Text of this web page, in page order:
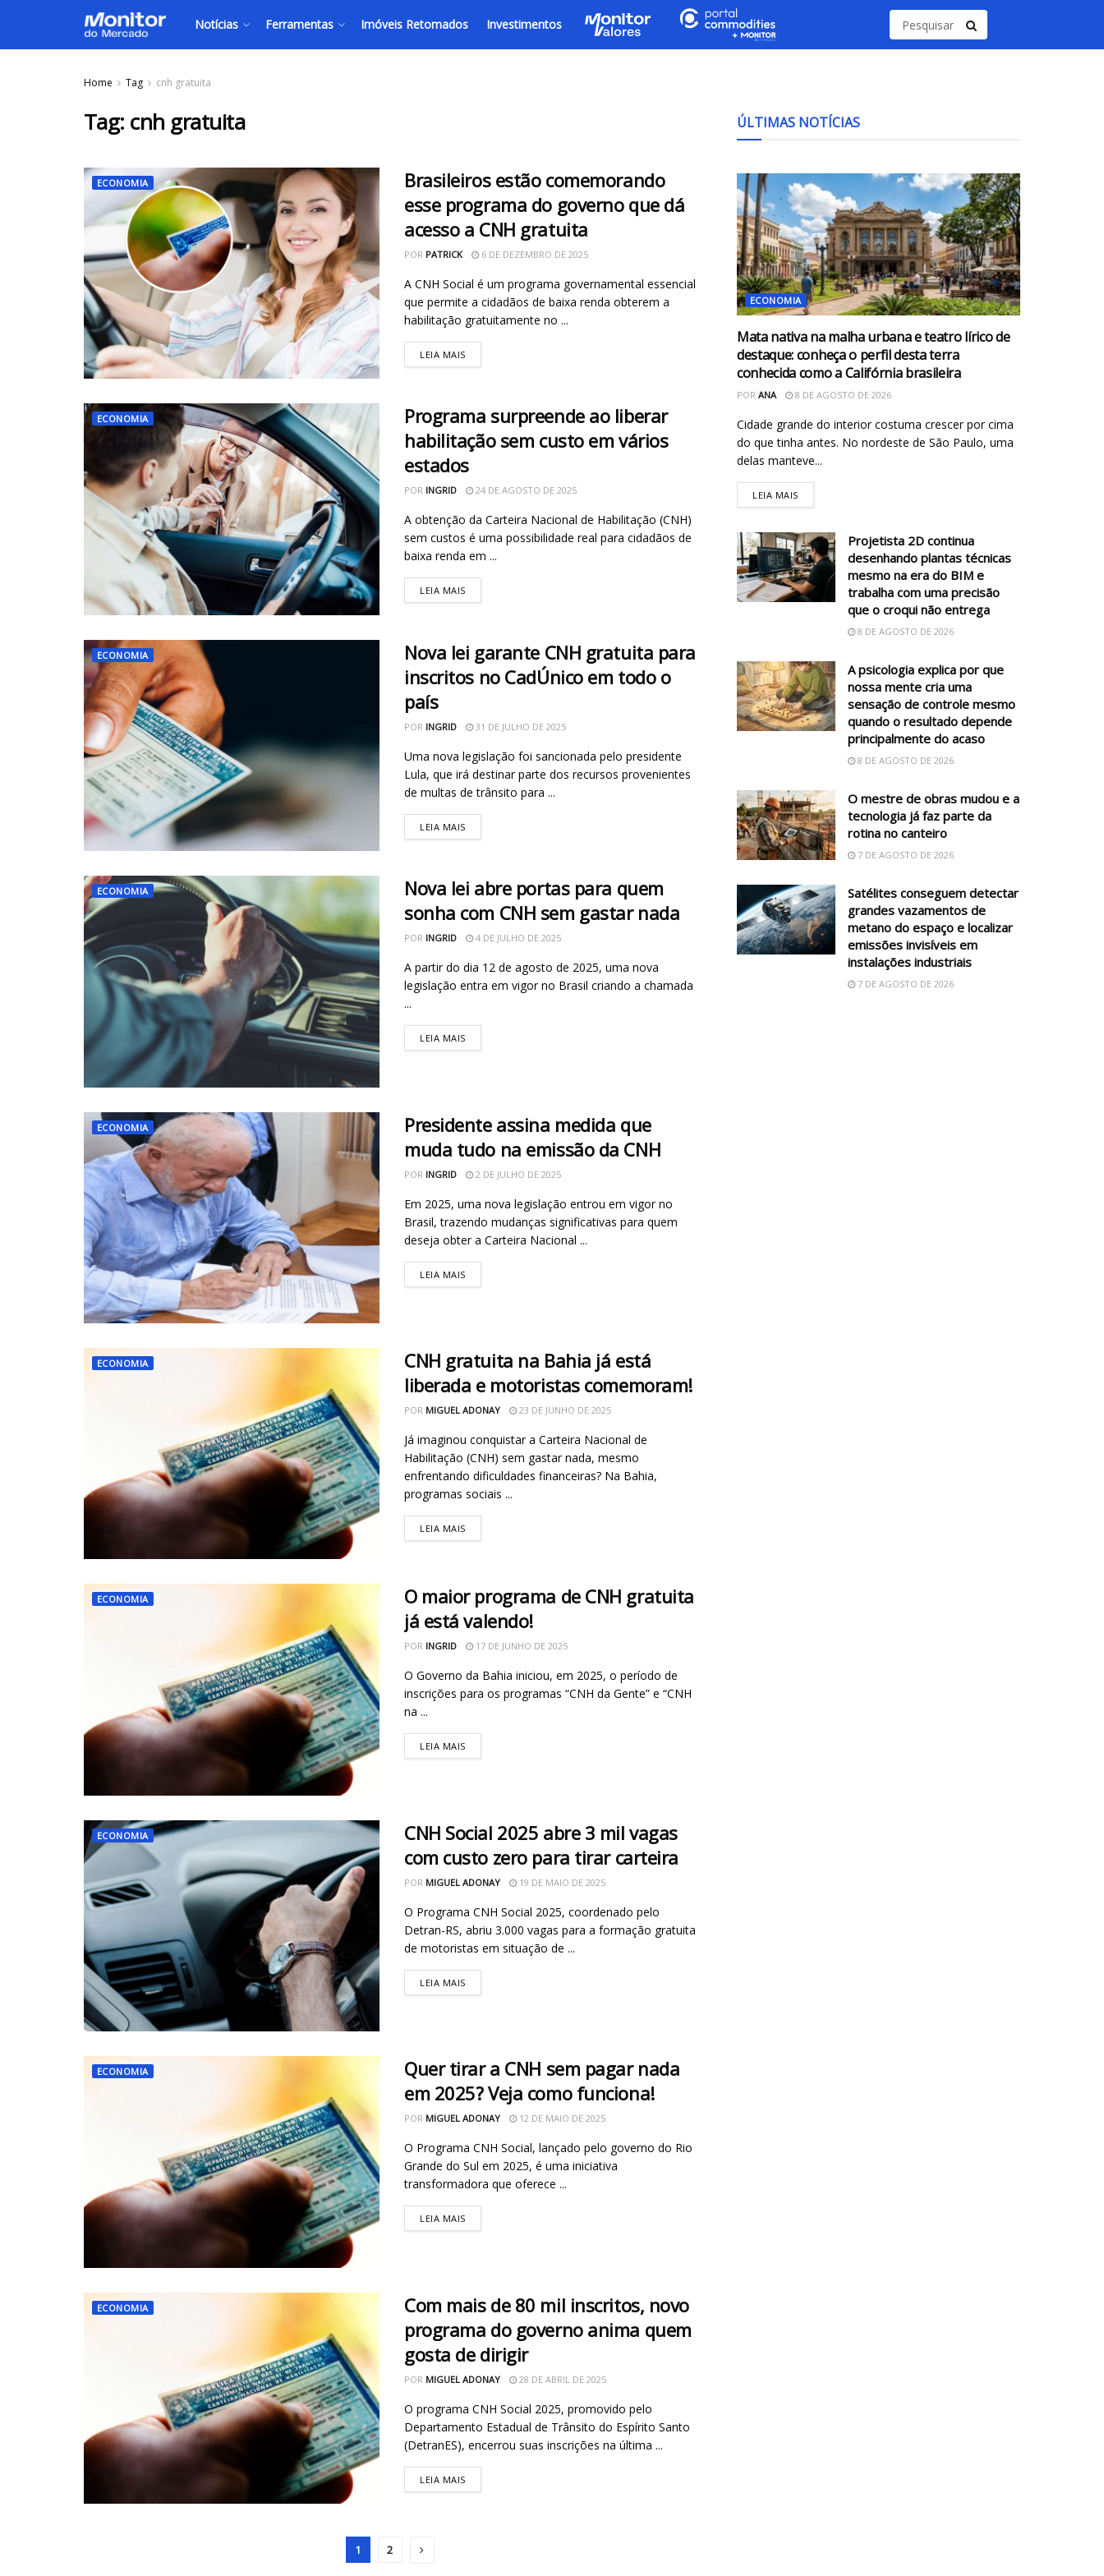
Notícias Ferramentas Imóveis Retomados Investimentos
Home Tag cnh gratuita
Tag: cnh gratuita
ECONOMIA
Brasileiros estão comemorando
esse programa do governo que dá
acesso a CNH gratuita
POR PATRICK 6 DE DEZEMBRO DE 2025
A CNH Social é um programa governamental essencial
que permite a cidadãos de baixa renda obterem a
habilitação gratuitamente no ...
LEIA MAIS
ECONOMIA
Programa surpreende ao liberar
habilitação sem custo em vários
estados
POR INGRID 24 DE AGOSTO DE 2025
A obtenção da Carteira Nacional de Habilitação (CNH)
sem custos é uma possibilidade real para cidadãos de
baixa renda em ...
LEIA MAIS
ECONOMIA
Nova lei garante CNH gratuita para
inscritos no CadÚnico em todo o
país
POR INGRID 31 DE JULHO DE 2025
Uma nova legislação foi sancionada pelo presidente
Lula, que irá destinar parte dos recursos provenientes
de multas de trânsito para ...
LEIA MAIS
ECONOMIA
Nova lei abre portas para quem
sonha com CNH sem gastar nada
POR INGRID 4 DE JULHO DE 2025
A partir do dia 12 de agosto de 2025, uma nova
legislação entra em vigor no Brasil criando a chamada
...
LEIA MAIS
ECONOMIA
Presidente assina medida que
muda tudo na emissão da CNH
POR INGRID 2 DE JULHO DE 2025
Em 2025, uma nova legislação entrou em vigor no
Brasil, trazendo mudanças significativas para quem
deseja obter a Carteira Nacional ...
LEIA MAIS
ECONOMIA
CNH gratuita na Bahia já está
liberada e motoristas comemoram!
POR MIGUEL ADONAY 23 DE JUNHO DE 2025
Já imaginou conquistar a Carteira Nacional de
Habilitação (CNH) sem gastar nada, mesmo
enfrentando dificuldades financeiras? Na Bahia,
programas sociais ...
LEIA MAIS
ECONOMIA
O maior programa de CNH gratuita
já está valendo!
POR INGRID 17 DE JUNHO DE 2025
O Governo da Bahia iniciou, em 2025, o período de
inscrições para os programas “CNH da Gente” e “CNH
na ...
LEIA MAIS
ECONOMIA
CNH Social 2025 abre 3 mil vagas
com custo zero para tirar carteira
POR MIGUEL ADONAY 19 DE MAIO DE 2025
O Programa CNH Social 2025, coordenado pelo
Detran-RS, abriu 3.000 vagas para a formação gratuita
de motoristas em situação de ...
LEIA MAIS
ECONOMIA
Quer tirar a CNH sem pagar nada
em 2025? Veja como funciona!
POR MIGUEL ADONAY 12 DE MAIO DE 2025
O Programa CNH Social, lançado pelo governo do Rio
Grande do Sul em 2025, é uma iniciativa
transformadora que oferece ...
LEIA MAIS
ECONOMIA
Com mais de 80 mil inscritos, novo
programa do governo anima quem
gosta de dirigir
POR MIGUEL ADONAY 28 DE ABRIL DE 2025
O programa CNH Social 2025, promovido pelo
Departamento Estadual de Trânsito do Espírito Santo
(DetranES), encerrou suas inscrições na última ...
LEIA MAIS
1 2
ÚLTIMAS NOTÍCIAS
ECONOMIA
Mata nativa na malha urbana e teatro lírico de
destaque: conheça o perfil desta terra
conhecida como a Califórnia brasileira
POR ANA 8 DE AGOSTO DE 2026
Cidade grande do interior costuma crescer por cima
do que tinha antes. No nordeste de São Paulo, uma
delas manteve...
LEIA MAIS
Projetista 2D continua
desenhando plantas técnicas
mesmo na era do BIM e
trabalha com uma precisão
que o croqui não entrega
8 DE AGOSTO DE 2026
A psicologia explica por que
nossa mente cria uma
sensação de controle mesmo
quando o resultado depende
principalmente do acaso
8 DE AGOSTO DE 2026
O mestre de obras mudou e a
tecnologia já faz parte da
rotina no canteiro
7 DE AGOSTO DE 2026
Satélites conseguem detectar
grandes vazamentos de
metano do espaço e localizar
emissões invisíveis em
instalações industriais
7 DE AGOSTO DE 2026